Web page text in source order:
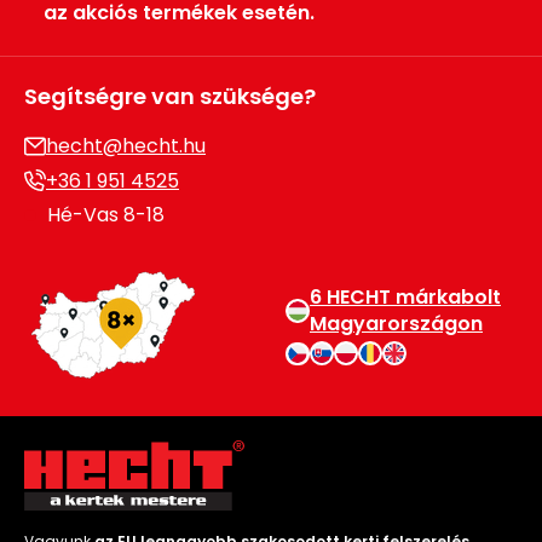
az akciós termékek esetén.
Segítségre van szüksége?
hecht@hecht.hu
+36 1 951 4525
Hé-Vas 8-18
6 HECHT márkabolt
Magyarországon